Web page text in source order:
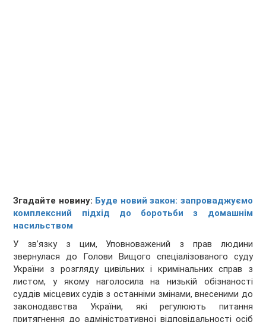
Згадайте новину: Буде новий закон: запроваджуємо
комплексний підхід до боротьби з домашнім
насильством
У зв’язку з цим, Уповноважений з прав людини
звернулася до Голови Вищого спеціалізованого суду
України з розгляду цивільних і кримінальних справ з
листом, у якому наголосила на низькій обізнаності
суддів місцевих судів з останніми змінами, внесеними до
законодавства України, які регулюють питання
притягнення до адміністративної відповідальності осіб